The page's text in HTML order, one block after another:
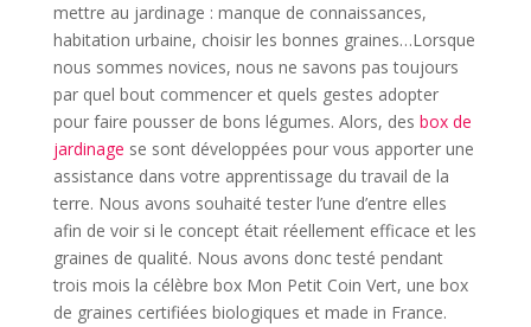
mettre au jardinage : manque de connaissances,
habitation urbaine, choisir les bonnes graines…Lorsque
nous sommes novices, nous ne savons pas toujours
par quel bout commencer et quels gestes adopter
pour faire pousser de bons légumes. Alors, des box de
jardinage se sont développées pour vous apporter une
assistance dans votre apprentissage du travail de la
terre. Nous avons souhaité tester l’une d’entre elles
afin de voir si le concept était réellement efficace et les
graines de qualité. Nous avons donc testé pendant
trois mois la célèbre box Mon Petit Coin Vert, une box
de graines certifiées biologiques et made in France.